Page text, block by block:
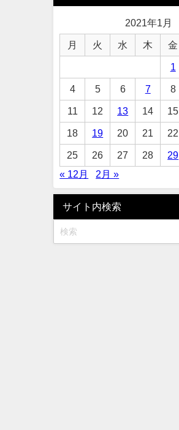
2021年1月
月 火 水 木 金
1
4 5 6 7 8
11 12 13 14 15
18 19 20 21 22
25 26 27 28 29
« 12月
2月 »
サイト内検索